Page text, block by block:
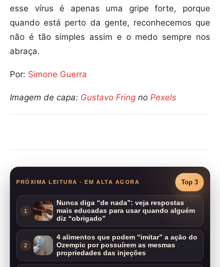
esse vírus é apenas uma gripe forte, porque
quando está perto da gente, reconhecemos que
não é tão simples assim e o medo sempre nos
abraça.
Por: Simone Guerra
Imagem de capa: Gustavo Fring no Pexels
PRÓXIMA LEITURA - EM ALTA AGORA Top 3
1
Nunca diga “de nada”: veja respostas
mais educadas para usar quando alguém
diz “obrigado”
2
4 alimentos que podem “imitar” a ação do
Ozempic por possuírem as mesmas
propriedades das injeções